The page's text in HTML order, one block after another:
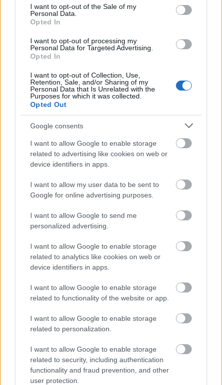
consent section.
I want to opt-out of the Sale of my
Personal Data.
Opted In
I want to opt-out of processing my
Personal Data for Targeted Advertising.
Opted In
I want to opt-out of Collection, Use,
Retention, Sale, and/or Sharing of my
Personal Data that Is Unrelated with the
Purposes for which it was collected.
Opted Out
Google consents
I want to allow Google to enable storage
related to advertising like cookies on web or
device identifiers in apps.
I want to allow my user data to be sent to
Google for online advertising purposes.
I want to allow Google to send me
personalized advertising.
I want to allow Google to enable storage
related to analytics like cookies on web or
device identifiers in apps.
I want to allow Google to enable storage
related to functionality of the website or app.
I want to allow Google to enable storage
related to personalization.
I want to allow Google to enable storage
related to security, including authentication
functionality and fraud prevention, and other
user protection.
Régészet a levegőből
Sírásók naplója •2012. szeptember 24.
Se régészet, se útépítés
Sírásók naplója•2012. szeptember 24.
Megmentett örökség - kiállításajánló
Sírásók naplója •2012. április 23.
Alig egy hétig látható az Országházban
az a kiállítás
, amely elsősorban az elmúlt tíz év nagy